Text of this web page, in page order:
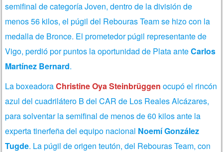
semifinal de categoría Joven, dentro de la división de
menos 56 kilos, el púgil del Rebouras Team se hizo con la
medalla de Bronce. El prometedor púgil representante de
Vigo, perdió por puntos la oportunidad de Plata anteCarlos
Martínez Bernard.
La boxeadoraChristine Oya Steinbrüggen ocupó el rincón
azul del cuadrilátero B del CAR de Los Reales Alcázares,
para solventar la semifinal de menos de 60 kilos ante la
experta tinerfeña del equipo nacional Noemí González
Tugde. La púgil de origen teutón, del Rebouras Team, con